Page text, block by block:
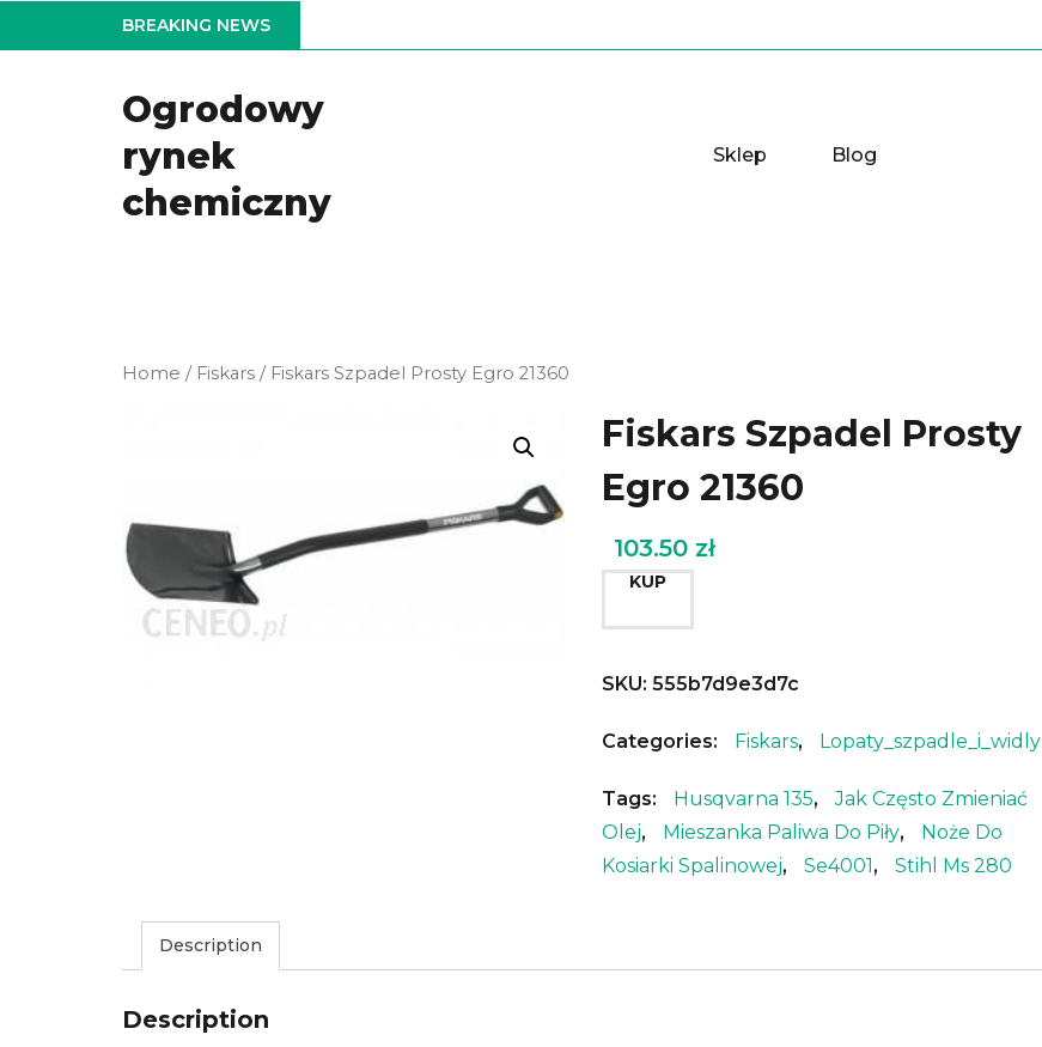
to
BREAKING NEWS
Ogrodowy
rynek
chemiczny
Sklep Blog
Home / Fiskars / Fiskars Szpadel Prosty Egro 21360
Fiskars Szpadel Prosty
Egro 21360
103.50 zł
KUP
SKU: 555b7d9e3d7c
Categories: Fiskars, Lopaty_szpadle_i_widly
Tags: Husqvarna 135,
Jak Często Zmieniać
Olej, Mieszanka Paliwa Do Piły,
Noże Do
Kosiarki Spalinowej, Se4001, Stihl Ms 280
Description
Description